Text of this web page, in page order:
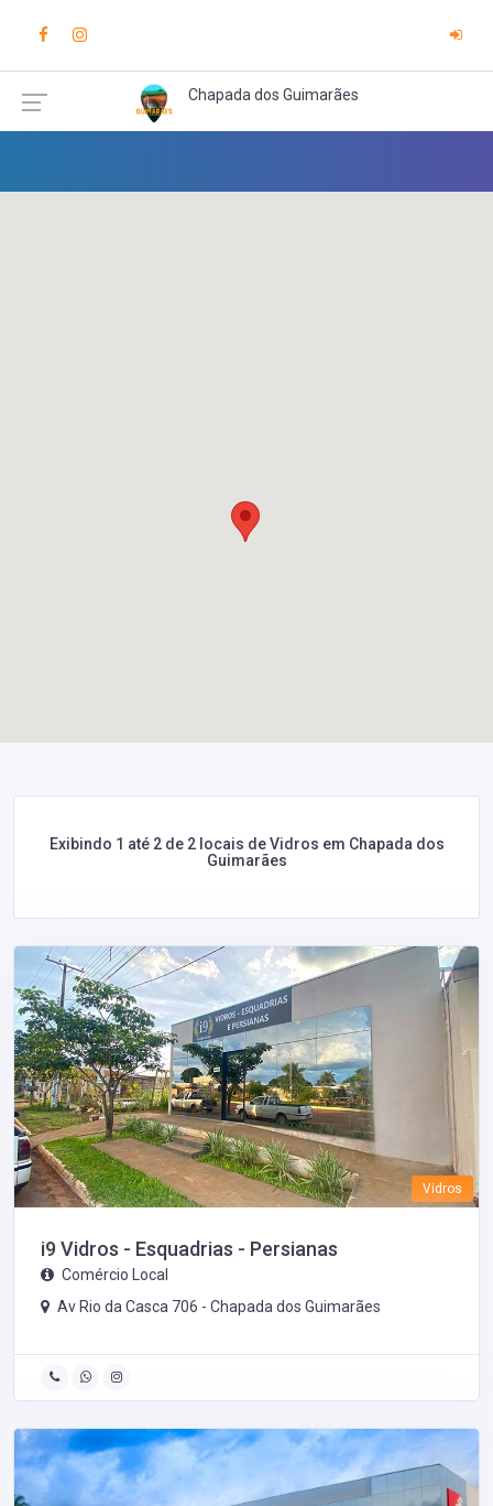
Chapada dos Guimarães
Exibindo 1 até 2 de 2 locais de Vidros em Chapada dos
Guimarães
Vidros
i9 Vidros - Esquadrias - Persianas
Comércio Local
Av Rio da Casca 706 - Chapada dos Guimarães